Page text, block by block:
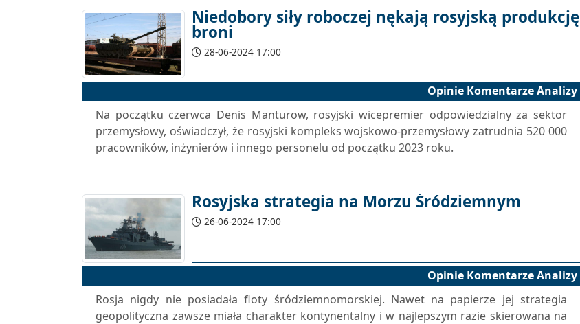
Niedobory siły roboczej nękają rosyjską produkcję
broni
28-06-2024 17:00
Opinie Komentarze Analizy
Na początku czerwca Denis Manturow, rosyjski wicepremier odpowiedzialny za sektor
przemysłowy, oświadczył, że rosyjski kompleks wojskowo-przemysłowy zatrudnia 520 000
pracowników, inżynierów i innego personelu od początku 2023 roku.
Rosyjska strategia na Morzu Śródziemnym
26-06-2024 17:00
Opinie Komentarze Analizy
Rosja nigdy nie posiadała floty śródziemnomorskiej. Nawet na papierze jej strategia
geopolityczna zawsze miała charakter kontynentalny i w najlepszym razie skierowana na